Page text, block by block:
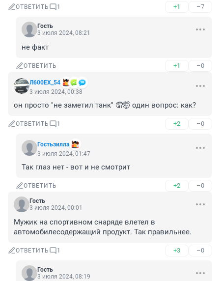
ОТВЕТИТЬ 1 +1 –7
Гость
3 июля 2024, 08:21
не факт
ОТВЕТИТЬ +1 –0
Л600EХ_54
3 июля 2024, 00:38
он просто "не заметил танк" 🤦🤯 один вопрос: как?
ОТВЕТИТЬ 1 +2 –0
Гостьзилла
3 июля 2024, 01:47
Так глаз нет - вот и не смотрит
ОТВЕТИТЬ +2 –0
Гость
3 июля 2024, 00:01
Мужик на спортивном снаряде влетел в
автомобилесодержащий продукт. Так правильнее.
ОТВЕТИТЬ 1 +3 –0
Гость
3 июля 2024, 08:19